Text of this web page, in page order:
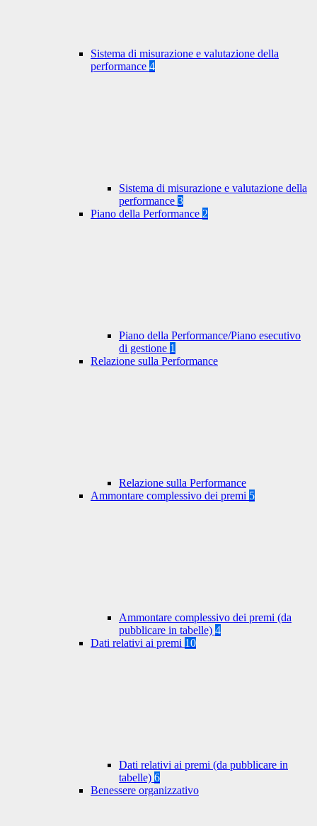
Sistema di misurazione e valutazione della
performance 4
Sistema di misurazione e valutazione della
performance 3
Piano della Performance 2
Piano della Performance/Piano esecutivo
di gestione 1
Relazione sulla Performance
Relazione sulla Performance
Ammontare complessivo dei premi 5
Ammontare complessivo dei premi (da
pubblicare in tabelle) 4
Dati relativi ai premi 10
Dati relativi ai premi (da pubblicare in
tabelle) 6
Benessere organizzativo